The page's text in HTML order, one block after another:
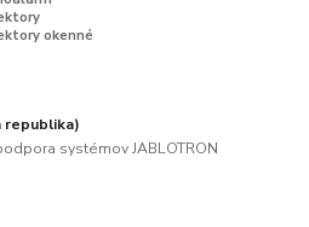
okenné
republika)
systémov JABLOTRON